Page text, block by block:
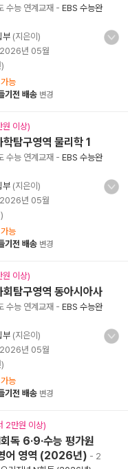
능 연계교재 - EBS 수능완
부 (지은이)
2026년 05월
능
기전 배송 변경
원 이상)
탐구영역 물리학 1
능 연계교재 - EBS 수능완
부 (지은이)
2026년 05월
능
기전 배송 변경
원 이상)
탐구영역 동아시아사
능 연계교재 - EBS 수능완
부 (지은이)
2026년 05월
능
기전 배송 변경
2만원 이상)
독 6·9·수능 평가원
어 영역 (2026년) - 2